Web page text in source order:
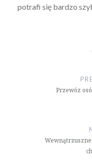
potrafi się bardzo
Przewóz
Wewnątrzuszne